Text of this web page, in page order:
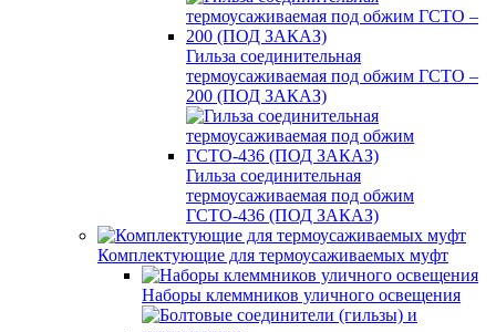
Гильза соединительная
термоусаживаемая под обжим ГСТО –
200 (ПОД ЗАКАЗ)
Гильза соединительная
термоусаживаемая под обжим
ГСТО-436 (ПОД ЗАКАЗ)
Комплектующие для термоусаживаемых муфт
Наборы клеммников уличного освещения